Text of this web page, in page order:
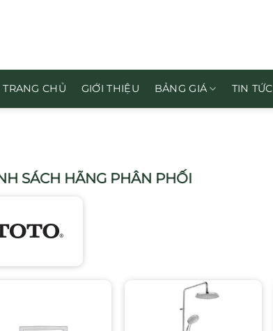
TRANG CHỦ GIỚI THIỆU BẢNG GIÁ TIN TỨC
SÁCH HÃNG PHÂN PHỐI